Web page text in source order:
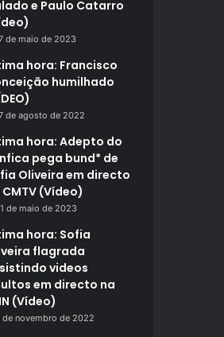
e Paulo Catarro
de maio de 2023
hora: Francisco
humilhado
de agosto de 2022
hora: Adepto do
pega bund* de
Oliveira em directo
CMTV (Vídeo)
de maio de 2023
hora: Sofia
flagrada
videos
em directo na
(Vídeo)
de novembro de 2022